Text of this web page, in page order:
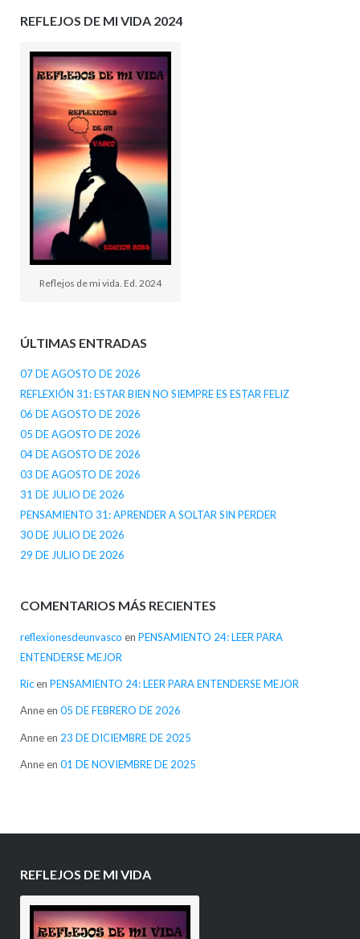
REFLEJOS DE MI VIDA 2024
Reflejos de mi vida. Ed. 2024
ÚLTIMAS ENTRADAS
07 DE AGOSTO DE 2026
REFLEXIÓN 31: ESTAR BIEN NO SIEMPRE ES ESTAR FELIZ
06 DE AGOSTO DE 2026
05 DE AGOSTO DE 2026
04 DE AGOSTO DE 2026
03 DE AGOSTO DE 2026
31 DE JULIO DE 2026
PENSAMIENTO 31: APRENDER A SOLTAR SIN PERDER
30 DE JULIO DE 2026
29 DE JULIO DE 2026
COMENTARIOS MÁS RECIENTES
reflexionesdeunvasco en PENSAMIENTO 24: LEER PARA
ENTENDERSE MEJOR
Ricen PENSAMIENTO 24: LEER PARA ENTENDERSE MEJOR
Anneen 05 DE FEBRERO DE 2026
Anneen 23 DE DICIEMBRE DE 2025
Anneen 01 DE NOVIEMBRE DE 2025
REFLEJOS DE MI VIDA